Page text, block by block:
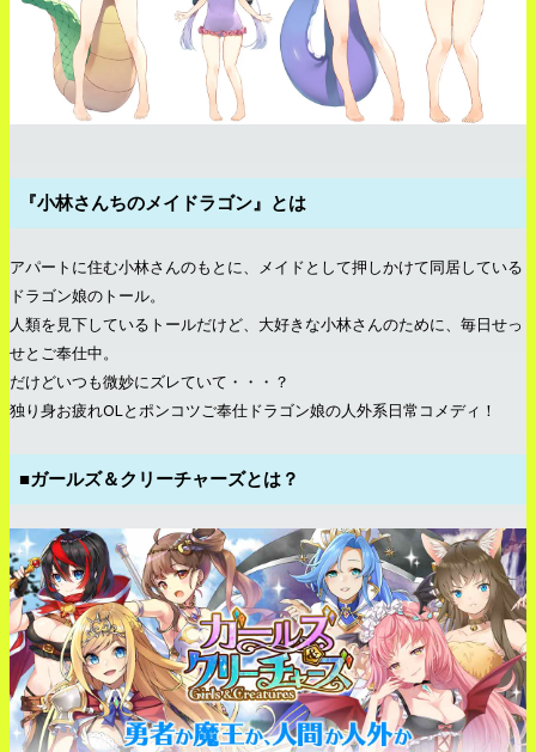
『小林さんちのメイドラゴン』とは
アパートに住む小林さんのもとに、メイドとして押しかけて同居している
ドラゴン娘のトール。
人類を見下しているトールだけど、大好きな小林さんのために、毎日せっ
せとご奉仕中。
だけどいつも微妙にズレていて・・・？
独り身お疲れOLとポンコツご奉仕ドラゴン娘の人外系日常コメディ！
■ガールズ＆クリーチャーズとは？